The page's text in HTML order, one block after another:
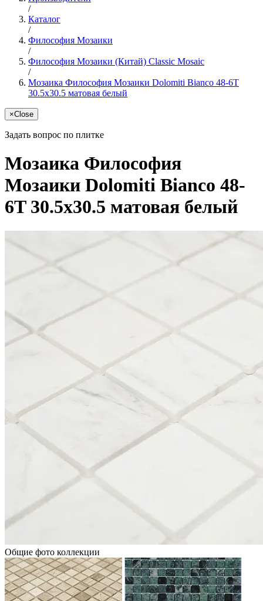
/
Каталог
/
Философия Мозаики
/
Философия Мозаики (Китай) Classic Mosaic
/
Мозаика Философия Мозаики Dolomiti Bianco 48-6T
30.5x30.5 матовая белый
×Close
Задать вопрос по плитке
Мозаика Философия
Мозаики Dolomiti Bianco 48-
6T 30.5x30.5 матовая белый
Общие фото коллекции